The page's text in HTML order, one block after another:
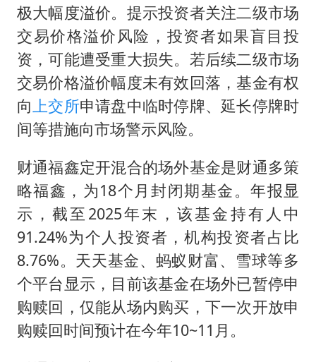
极大幅度溢价。提示投资者关注二级市场
交易价格溢价风险，投资者如果盲目投
资，可能遭受重大损失。若后续二级市场
交易价格溢价幅度未有效回落，基金有权
向 上交所申请盘中临时停牌、延长停牌时
间等措施向市场警示风险。
财通福鑫定开混合的场外基金是财通多策
略福鑫，为18个月封闭期基金。年报显
示，截至2025年末，该基金持有人中
91.24%为个人投资者，机构投资者占比
8.76%。天天基金、蚂蚁财富、雪球等多
个平台显示，目前该基金在场外已暂停申
购赎回，仅能从场内购买，下一次开放申
购赎回时间预计在今年10~11月。